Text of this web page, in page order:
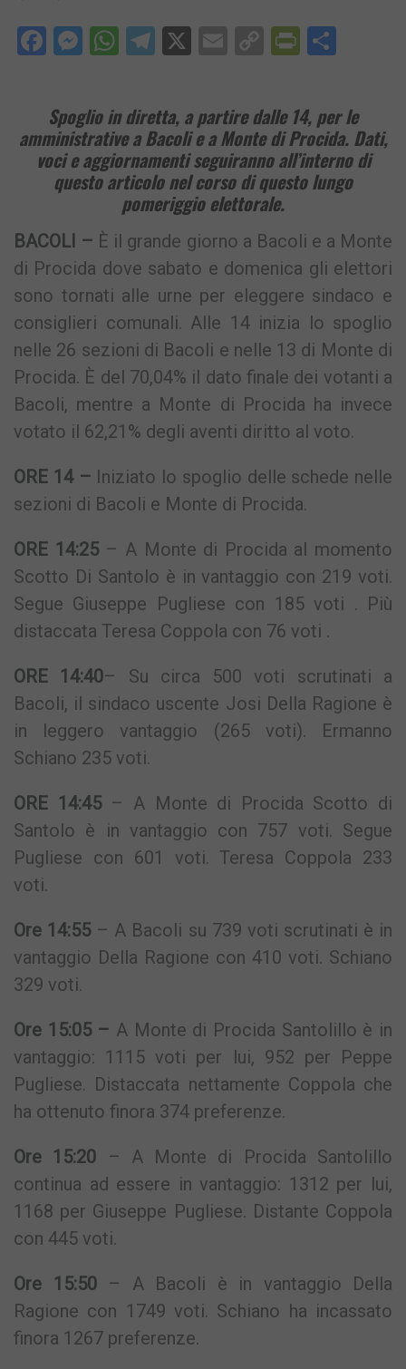
Facebook
Messenger
WhatsApp
Telegram
X EmailCopy
Spoglio in diretta, a partire dalle 14, per le
amministrative a Bacoli e a Monte di Procida. Dati,
voci e aggiornamenti seguiranno all’interno di
questo articolo nel corso di questo lungo
pomeriggio elettorale.
BACOLI – È il grande giorno a Bacoli e a Monte
di Procida dove sabato e domenica gli elettori
sono tornati alle urne per eleggere sindaco e
consiglieri comunali. Alle 14 inizia lo spoglio
nelle 26 sezioni di Bacoli e nelle 13 di Monte di
Procida. È del 70,04% il dato finale dei votanti a
Bacoli, mentre a Monte di Procida ha invece
votato il 62,21% degli aventi diritto al voto.
ORE 14 – Iniziato lo spoglio delle schede nelle
sezioni di Bacoli e Monte di Procida.
ORE 14:25 – A Monte di Procida al momento
Scotto Di Santolo è in vantaggio con 219 voti.
Segue Giuseppe Pugliese con 185 voti . Più
distaccata Teresa Coppola con 76 voti .
ORE 14:40– Su circa 500 voti scrutinati a
Bacoli, il sindaco uscente Josi Della Ragione è
in leggero vantaggio (265 voti). Ermanno
Schiano 235 voti.
ORE 14:45– A Monte di Procida Scotto di
Santolo è in vantaggio con 757 voti. Segue
Pugliese con 601 voti. Teresa Coppola 233
voti.
Ore 14:55– A Bacoli su 739 voti scrutinati è in
vantaggio Della Ragione con 410 voti. Schiano
329 voti.
Ore 15:05 – A Monte di Procida Santolillo è in
vantaggio: 1115 voti per lui, 952 per Peppe
Pugliese. Distaccata nettamente Coppola che
ha ottenuto finora 374 preferenze.
Ore 15:20 – A Monte di Procida Santolillo
continua ad essere in vantaggio: 1312 per lui,
1168 per Giuseppe Pugliese. Distante Coppola
con 445 voti.
Ore 15:50– A Bacoli è in vantaggio Della
Ragione con 1749 voti. Schiano ha incassato
finora 1267 preferenze.